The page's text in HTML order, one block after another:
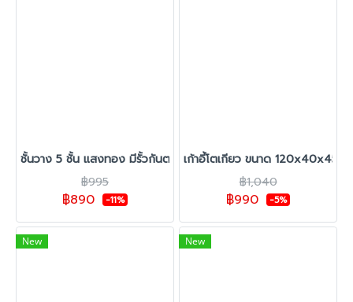
ชั้นวาง 5 ชั้น แสงทอง มีรั้วกันตก
฿995
฿890 -11%
เก้าอี้โตเกียว ขนาด 120x40x45
฿1,040
฿990 -5%
New New